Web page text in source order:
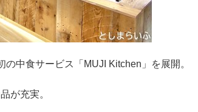
中食サービス「MUJI Kitchen」を展開。
が充実。